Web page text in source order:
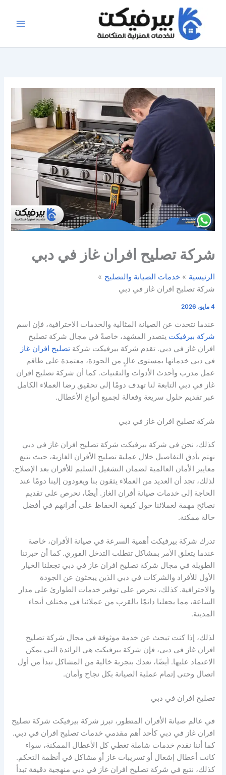
المحتوى
شركة تصليح افران غاز في دبي
الرئيسية
خدمات الصيانة والتصليح
شركة تصليح افران غاز في دبي
4 مايو، 2026
عندما نتحدث عن الصيانة المثالية والخدمات الاحترافية، فإن اسم
شركة بيرفيكت يتصدر المشهد، خاصةً في مجال شركة تصليح
افران غاز في دبي. تقدم شركة بيرفيكت شركةتصليح افران غاز
في دبي خدماتها بمستوى عالٍ من الجودة، معتمدة على طاقم
عمل مدرب وأحدث الأدوات والتقنيات. كما أن شركة تصليح افران
غاز في دبي التابعة لنا تهدف دومًا إلى تحقيق رضا العملاء الكامل
عبر تقديم حلول سريعة وفعالة لجميع أنواع الأعطال.
شركة تصليح افران غاز في دبي
كذلك، نحن في شركة بيرفيكت شركة تصليح افران غاز في دبي
نهتم بأدق التفاصيل خلال عملية تصليح الأفران الغازية، حيث نتبع
معايير الأمان العالمية لضمان التشغيل السليم للأفران بعد الإصلاح.
لذلك، تجد أن العديد من العملاء يثقون بنا ويعودون إلينا دومًا عند
الحاجة إلى خدمات صيانة أفران الغاز. أيضًا، نحرص على تقديم
نصائح مهمة لعملائنا حول كيفية الحفاظ على أفرانهم في أفضل
حالة ممكنة.
تدرك شركة بيرفيكت أهمية السرعة في صيانة الأفران، خاصة
عندما يتعلق الأمر بمشاكل تتطلب التدخل الفوري. كما أن خبرتنا
الطويلة في مجال شركة تصليح افران غاز في دبي تجعلنا الخيار
الأول للأفراد والشركات في دبي الذين يبحثون عن الجودة
والاحترافية. كذلك، نحرص على توفير خدمات الطوارئ على مدار
الساعة، مما يجعلنا دائمًا بالقرب من عملائنا في مختلف أنحاء
المدينة.
لذلك، إذا كنت تبحث عن خدمة موثوقة في مجال شركة تصليح
افران غاز في دبي، فإن شركة بيرفيكت هي الرائدة التي يمكن
الاعتماد عليها. أيضًا، نعدك بتجربة خالية من المشاكل تبدأ من أول
اتصال وحتى إتمام عملية الصيانة بكل نجاح وأمان.
تصليح افران في دبي
في عالم صيانة الأفران المتطور، تبرز شركة بيرفيكت شركة تصليح
افران غاز في دبي كأحد أهم مقدمي خدمات تصليح افران في دبي.
كما أننا نقدم خدمات شاملة تغطي كل الأعطال الممكنة، سواء
كانت أعطال إشعال أو تسريبات غاز أو مشاكل في أنظمة التحكم.
كذلك، نتبع في شركة تصليح افران غاز في دبي منهجية دقيقة تبدأ